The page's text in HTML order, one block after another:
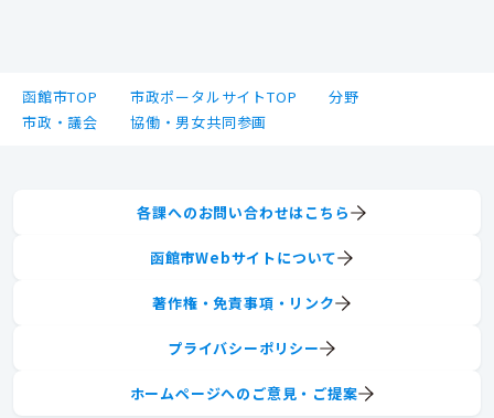
函館市TOP 市政ポータルサイトTOP
分野
市政・議会
協働・男女共同参画
各課へのお問い合わせはこちら
函館市Webサイトについて
著作権・免責事項・リンク
プライバシーポリシー
ホームページへのご意見・ご提案